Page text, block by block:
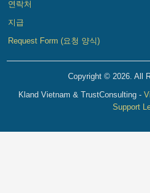
연락처
지급
Request Form (요청 양식)
Copyright © 2026. All
Kland Vietnam & TrustConsulting -
Support